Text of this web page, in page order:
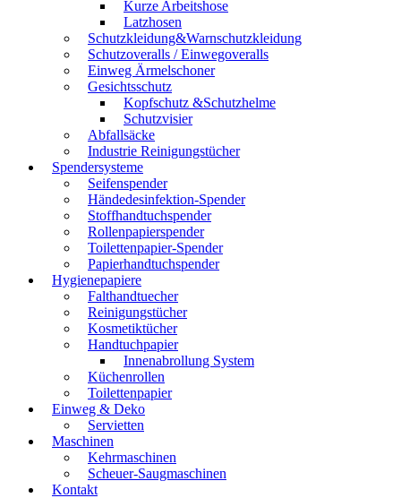
Kurze Arbeitshose
Latzhosen
Schutzkleidung&Warnschutzkleidung
Schutzoveralls / Einwegoveralls
Einweg Ärmelschoner
Gesichtsschutz
Kopfschutz &Schutzhelme
Schutzvisier
Abfallsäcke
Industrie Reinigungstücher
Spendersysteme
Seifenspender
Händedesinfektion-Spender
Stoffhandtuchspender
Rollenpapierspender
Toilettenpapier-Spender
Papierhandtuchspender
Hygienepapiere
Falthandtuecher
Reinigungstücher
Kosmetiktücher
Handtuchpapier
Innenabrollung System
Küchenrollen
Toilettenpapier
Einweg & Deko
Servietten
Maschinen
Kehrmaschinen
Scheuer-Saugmaschinen
Kontakt